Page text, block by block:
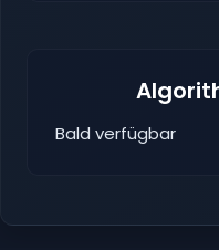
Bald verfügbar